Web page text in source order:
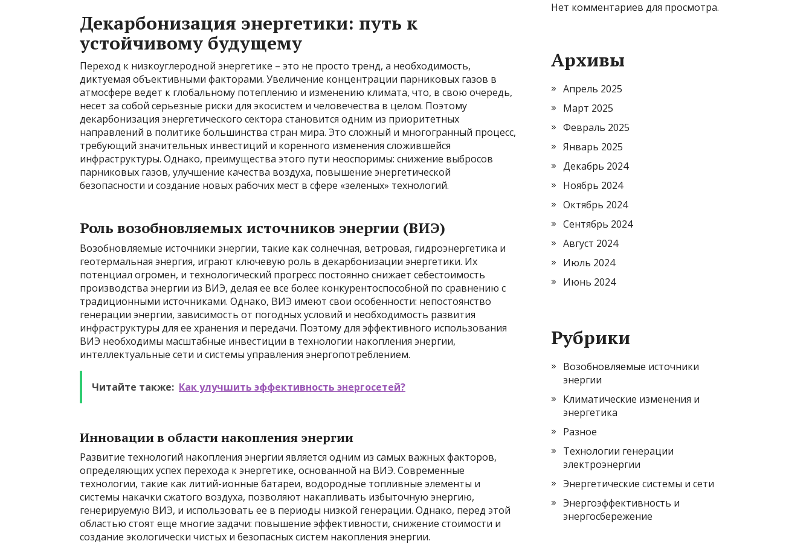
Декарбонизация энергетики: путь к
устойчивому будущему
Переход к низкоуглеродной энергетике – это не просто тренд, а необходимость,
диктуемая объективными факторами. Увеличение концентрации парниковых газов в
атмосфере ведет к глобальному потеплению и изменению климата, что, в свою очередь,
несет за собой серьезные риски для экосистем и человечества в целом. Поэтому
декарбонизация энергетического сектора становится одним из приоритетных
направлений в политике большинства стран мира. Это сложный и многогранный процесс,
требующий значительных инвестиций и коренного изменения сложившейся
инфраструктуры. Однако, преимущества этого пути неоспоримы: снижение выбросов
парниковых газов, улучшение качества воздуха, повышение энергетической
безопасности и создание новых рабочих мест в сфере «зеленых» технологий.
Роль возобновляемых источников энергии (ВИЭ)
Возобновляемые источники энергии, такие как солнечная, ветровая, гидроэнергетика и
геотермальная энергия, играют ключевую роль в декарбонизации энергетики. Их
потенциал огромен, и технологический прогресс постоянно снижает себестоимость
производства энергии из ВИЭ, делая ее все более конкурентоспособной по сравнению с
традиционными источниками. Однако, ВИЭ имеют свои особенности: непостоянство
генерации энергии, зависимость от погодных условий и необходимость развития
инфраструктуры для ее хранения и передачи. Поэтому для эффективного использования
ВИЭ необходимы масштабные инвестиции в технологии накопления энергии,
интеллектуальные сети и системы управления энергопотреблением.
Читайте также: Как улучшить эффективность энергосетей?
Инновации в области накопления энергии
Развитие технологий накопления энергии является одним из самых важных факторов,
определяющих успех перехода к энергетике, основанной на ВИЭ. Современные
технологии, такие как литий-ионные батареи, водородные топливные элементы и
системы накачки сжатого воздуха, позволяют накапливать избыточную энергию,
генерируемую ВИЭ, и использовать ее в периоды низкой генерации. Однако, перед этой
областью стоят еще многие задачи: повышение эффективности, снижение стоимости и
создание экологически чистых и безопасных систем накопления энергии.
Нет комментариев для просмотра.
Архивы
Апрель 2025
Март 2025
Февраль 2025
Январь 2025
Декабрь 2024
Ноябрь 2024
Октябрь 2024
Сентябрь 2024
Август 2024
Июль 2024
Июнь 2024
Рубрики
Возобновляемые источники
энергии
Климатические изменения и
энергетика
Разное
Технологии генерации
электроэнергии
Энергетические системы и сети
Энергоэффективность и
энергосбережение